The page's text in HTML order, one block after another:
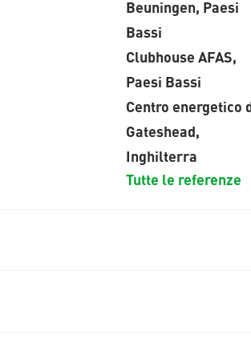
Beuningen, Paesi
Bassi
Clubhouse AFAS,
Paesi Bassi
Centro energetico
Gateshead,
Inghilterra
Tutte le referenze